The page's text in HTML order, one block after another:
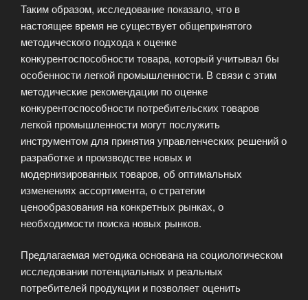
Таким образом, исследование показало, что в
настоящее время не существует общепринятого
методического подхода к оценке
конкурентоспособности товара, который учитывал бы
особенности легкой промышленности. В связи с этим
методические рекомендации по оценке
конкурентоспособности потребительских товаров
легкой промышленности могут послужить
инструментом для принятия управленческих решений о
разработке и производстве новых и
модернизированных товаров, об оптимальных
изменениях ассортимента, о стратегии
ценообразования на конкретных рынках, о
необходимости поиска новых рынков.
Предлагаемая методика основана на социологическом
исследовании потенциальных и реальных
потребителей продукции и позволяет оценить